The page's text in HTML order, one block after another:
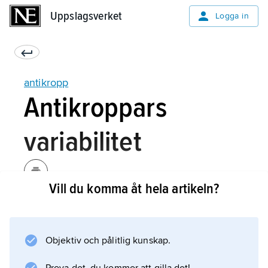
Uppslagsverket Logga in
antikropp
Antikroppars
variabilitet
variationerna hos de antigenbindande
områdena. En människa kan bilda miljarder
olika varianter av antigenbindande områden.
Vill du komma åt hela artikeln?
Objektiv och pålitlig kunskap.